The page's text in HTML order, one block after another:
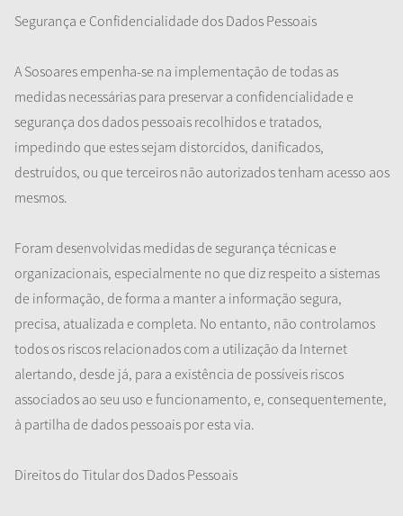
Segurança e Confidencialidade dos Dados Pessoais
A Sosoares empenha-se na implementação de todas as
medidas necessárias para preservar a confidencialidade e
segurança dos dados pessoais recolhidos e tratados,
impedindo que estes sejam distorcidos, danificados,
destruídos, ou que terceiros não autorizados tenham acesso aos
mesmos.
Foram desenvolvidas medidas de segurança técnicas e
organizacionais, especialmente no que diz respeito a sistemas
de informação, de forma a manter a informação segura,
precisa, atualizada e completa. No entanto, não controlamos
todos os riscos relacionados com a utilização da Internet
alertando, desde já, para a existência de possíveis riscos
associados ao seu uso e funcionamento, e, consequentemente,
à partilha de dados pessoais por esta via.
Direitos do Titular dos Dados Pessoais